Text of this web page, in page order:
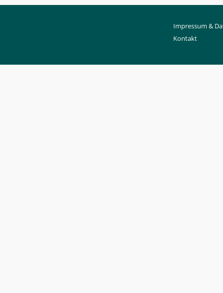
Impressum &
Kontakt